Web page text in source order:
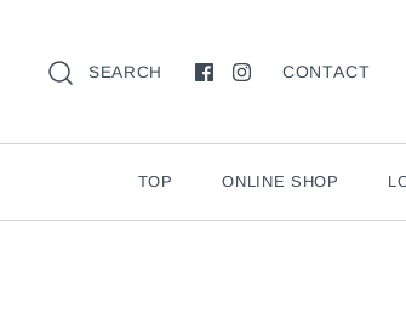
SEARCH CONTACT
TOP ONLINE SHOP